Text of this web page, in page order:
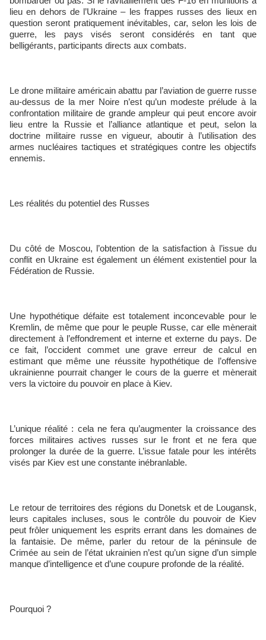
lieu en dehors de l’Ukraine – les frappes russes des lieux en
question seront pratiquement inévitables, car, selon les lois de
guerre, les pays visés seront considérés en tant que
belligérants, participants directs aux combats.
Le drone militaire américain abattu par l’aviation de guerre russe
au-dessus de la mer Noire n’est qu’un modeste prélude à la
confrontation militaire de grande ampleur qui peut encore avoir
lieu entre la Russie et l’alliance atlantique et peut, selon la
doctrine militaire russe en vigueur, aboutir à l’utilisation des
armes nucléaires tactiques et stratégiques contre les objectifs
ennemis.
Les réalités du potentiel des Russes
Du côté de Moscou, l’obtention de la satisfaction à l’issue du
conflit en Ukraine est également un élément existentiel pour la
Fédération de Russie.
Une hypothétique défaite est totalement inconcevable pour le
Kremlin, de même que pour le peuple Russe, car elle mènerait
directement à l’effondrement et interne et externe du pays. De
ce fait, l’occident commet une grave erreur de calcul en
estimant que même une réussite hypothétique de l’offensive
ukrainienne pourrait changer le cours de la guerre et mènerait
vers la victoire du pouvoir en place à Kiev.
L’unique réalité : cela ne fera qu’augmenter la croissance des
forces militaires actives russes sur le front et ne fera que
prolonger la durée de la guerre. L’issue fatale pour les intérêts
visés par Kiev est une constante inébranlable.
Le retour de territoires des régions du Donetsk et de Lougansk,
leurs capitales incluses, sous le contrôle du pouvoir de Kiev
peut frôler uniquement les esprits errant dans les domaines de
la fantaisie. De même, parler du retour de la péninsule de
Crimée au sein de l’état ukrainien n’est qu’un signe d’un simple
manque d’intelligence et d’une coupure profonde de la réalité.
Pourquoi ?